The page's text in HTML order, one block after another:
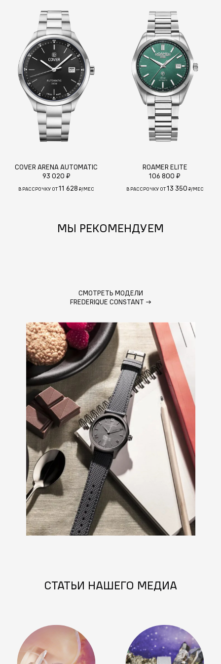
COVER ARENA AUTOMATIC
93 020 ₽
В РАССРОЧКУ ОТ11 628 ₽/МЕС
ROAMER ELITE
106 800 ₽
В РАССРОЧКУ ОТ13 350 ₽/МЕС
МЫ РЕКОМЕНДУЕМ
СМОТРЕТЬ МОДЕЛИ
FREDERIQUE CONSTANT →
СТАТЬИ НАШЕГО МЕДИА